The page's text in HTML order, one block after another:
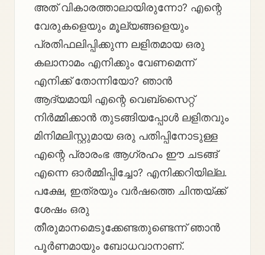
അത് വികാരത്താലായിരുന്നോ? എന്റെ
വേരുകളെയും മൂല്യങ്ങളെയും
പ്രതിഫലിപ്പിക്കുന്ന ലളിതമായ ഒരു
കലാനാമം എനിക്കും വേണമെന്ന്
എനിക്ക് തോന്നിയോ? ഞാൻ
ആദ്യമായി എന്റെ വെബ്‌സൈറ്റ്
നിർമ്മിക്കാൻ തുടങ്ങിയപ്പോൾ ലളിതവും
മിനിമലിസ്റ്റുമായ ഒരു പതിപ്പിനോടുള്ള
എന്റെ പ്രാരംഭ ആഗ്രഹം ഈ ചടങ്ങ്
എന്നെ ഓർമ്മിപ്പിച്ചോ? എനിക്കറിയില്ല.
പക്ഷേ, ഇത്രയും വർഷത്തെ ചിന്തയ്ക്ക്
ശേഷം ഒരു
തീരുമാനമെടുക്കേണ്ടതുണ്ടെന്ന് ഞാൻ
പൂർണമായും ബോധവാനാണ്.